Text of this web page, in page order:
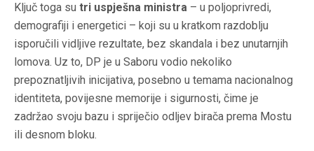
Ključ toga su tri uspješna ministra – u poljoprivredi,
demografiji i energetici – koji su u kratkom razdoblju
isporučili vidljive rezultate, bez skandala i bez unutarnjih
lomova. Uz to, DP je u Saboru vodio nekoliko
prepoznatljivih inicijativa, posebno u temama nacionalnog
identiteta, povijesne memorije i sigurnosti, čime je
zadržao svoju bazu i spriječio odljev birača prema Mostu
ili desnom bloku.